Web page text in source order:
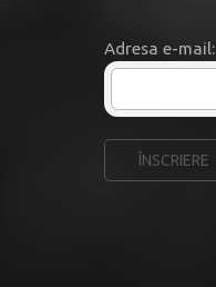
Adresa e-mail: